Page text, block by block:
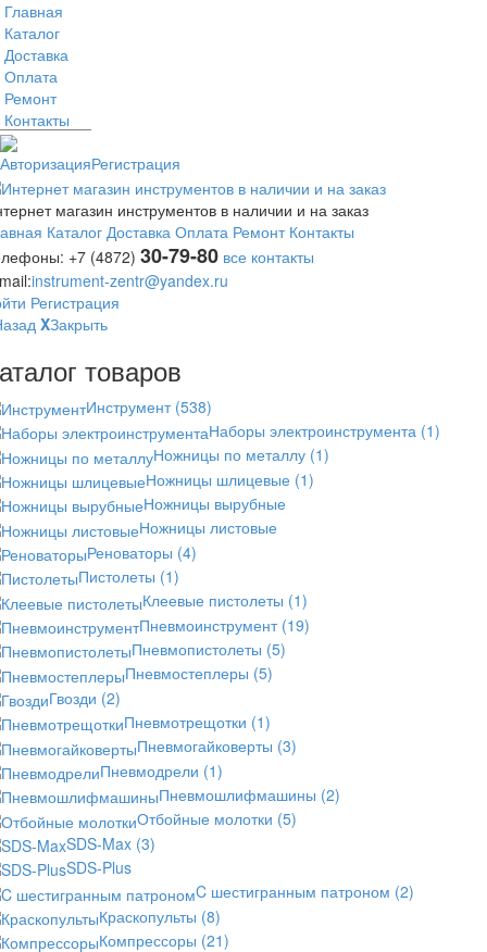
Главная
Каталог
Доставка
Оплата
Ремонт
Контакты
АвторизацияРегистрация
магазин инструментов в наличии и на заказ
Каталог Доставка Оплата Ремонт Контакты
+7 (4872) 30-79-80 все контакты
instrument-zentr@yandex.ru
Регистрация
XЗакрыть
товаров
Инструмент (538)
Наборы электроинструмента (1)
Ножницы по металлу (1)
Ножницы шлицевые (1)
Ножницы вырубные
Ножницы листовые
Реноваторы (4)
Пистолеты (1)
Клеевые пистолеты (1)
Пневмоинструмент (19)
Пневмопистолеты (5)
Пневмостеплеры (5)
Гвозди (2)
Пневмотрещотки (1)
Пневмогайковерты (3)
Пневмодрели (1)
Пневмошлифмашины (2)
Отбойные молотки (5)
SDS-Max (3)
SDS-Plus
C шестигранным патроном (2)
Краскопульты (8)
Компрессоры (21)